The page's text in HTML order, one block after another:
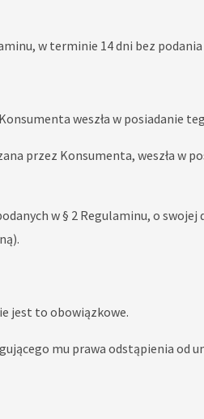
w terminie 14 dni bez
weszła w posiadanie
przez Konsumenta, weszła w
w § 2 Regulaminu, o swojej
jest to obowiązkowe.
mu prawa odstąpienia od